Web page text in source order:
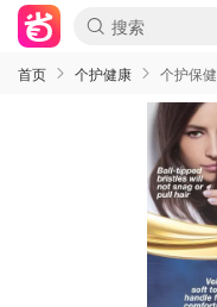
首页 个护健康 个护保健